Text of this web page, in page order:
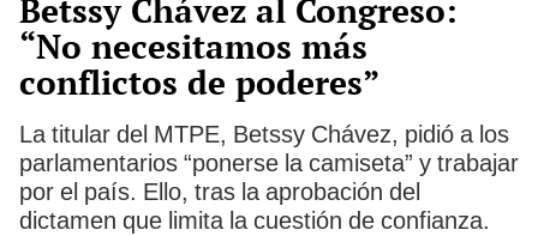
Betssy Chávez al Congreso:
“No necesitamos más
conflictos de poderes”
La titular del MTPE, Betssy Chávez, pidió a los
parlamentarios “ponerse la camiseta” y trabajar
por el país. Ello, tras la aprobación del
dictamen que limita la cuestión de confianza.